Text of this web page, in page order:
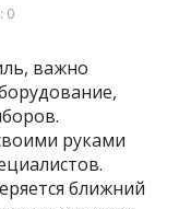
0
важно
руками
ближний